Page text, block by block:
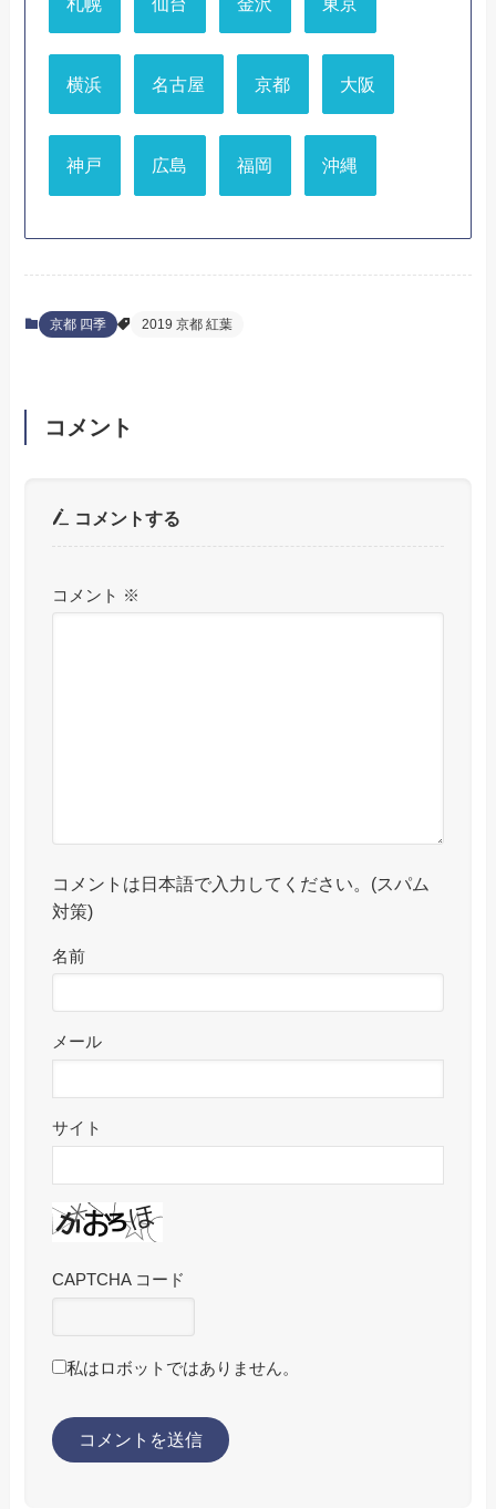
横浜 名古屋 京都 大阪
神戸 広島 福岡 沖縄
京都 四季 2019 京都 紅葉
コメント
コメントする
コメント ※
コメントは日本語で入力してください。(スパム
対策)
名前
メール
サイト
CAPTCHA コード
私はロボットではありません。